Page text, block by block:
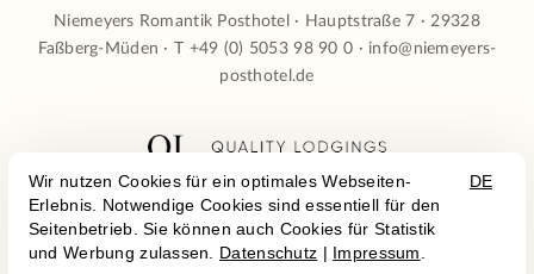
Niemeyers Romantik Posthotel · Hauptstraße 7 · 29328
Faßberg-Müden · T +49 (0) 5053 98 90 0 · info@niemeyers-
posthotel.de